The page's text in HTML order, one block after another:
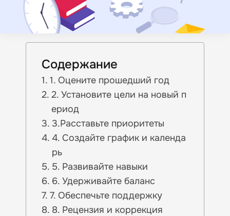
Содержание
1. Оцените прошедший год
2. Установите цели на новый п
ериод
3.Расставьте приоритеты
4. Создайте график и календа
рь
5. Развивайте навыки
6. Удерживайте баланс
7. Обеспечьте поддержку
8. Рецензия и коррекция